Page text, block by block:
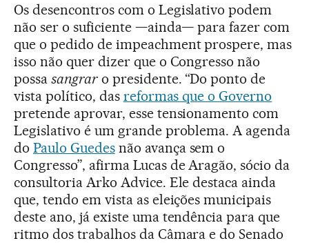
Os desencontros com o Legislativo podem
não ser o suficiente —ainda— para fazer com
que o pedido de impeachment prospere, mas
isso não quer dizer que o Congresso não
possa sangraro presidente. “Do ponto de
vista político, das reformas que o Governo
pretende aprovar, esse tensionamento com
Legislativo é um grande problema. A agenda
do Paulo Guedesnão avança sem o
Congresso”, afirma Lucas de Aragão, sócio da
consultoria Arko Advice. Ele destaca ainda
que, tendo em vista as eleições municipais
deste ano, já existe uma tendência para que
ritmo dos trabalhos da Câmara e do Senado